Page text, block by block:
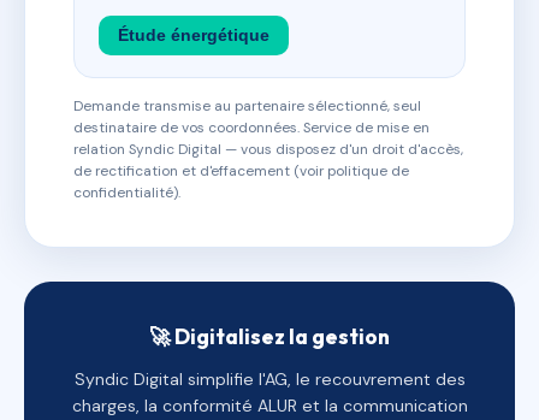
Étude énergétique
Demande transmise au partenaire sélectionné, seul
destinataire de vos coordonnées. Service de mise en
relation Syndic Digital — vous disposez d'un droit d'accès,
de rectification et d'effacement (voir politique de
confidentialité).
🚀 Digitalisez la gestion
Syndic Digital simplifie l'AG, le recouvrement des
charges, la conformité ALUR et la communication